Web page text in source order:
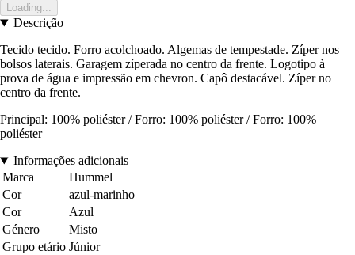
Loading...
Descrição
Tecido tecido. Forro acolchoado. Algemas de tempestade. Zíper nos
bolsos laterais. Garagem zíperada no centro da frente. Logotipo à
prova de água e impressão em chevron. Capô destacável. Zíper no
centro da frente.
Principal: 100% poliéster / Forro: 100% poliéster / Forro: 100%
poliéster
Informações adicionais
Marca
Hummel
Cor
azul-marinho
Cor
Azul
Género
Misto
Grupo etário Júnior